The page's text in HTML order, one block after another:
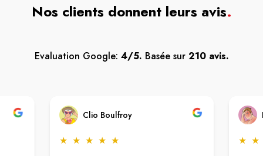
Nos clients donnent leurs avis.
Evaluation Google: 4/5. Basée sur 210 avis.
Clio Boulfroy
★ ★ ★ ★ ★ ★ ★